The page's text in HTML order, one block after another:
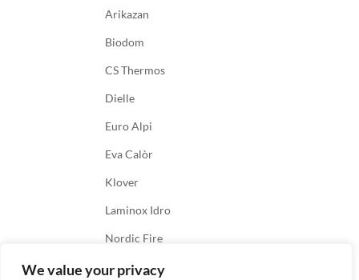
We value your privacy
Arikazan
Biodom
CS Thermos
Dielle
Euro Alpi
Eva Calòr
Klover
Laminox Idro
Nordic Fire